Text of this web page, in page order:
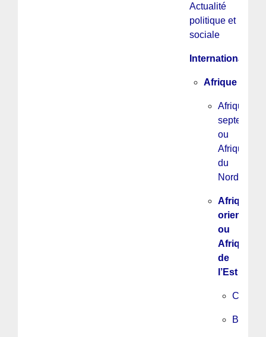
Actualité
politique et
sociale
International
Afrique
Afrique
ou
Afrique
du
Nord
Afrique
orientale
ou
Afrique
de
l’Est
Burundi